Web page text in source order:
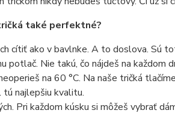
také perfektné?
cítiť ako v bavlnke. A to doslova. Sú
potlač. Nie takú, čo nájdeš na každom
na 60 °C. Na naše tričká
najlepšiu kvalitu.
Pri každom kúsku si môžeš vybrať